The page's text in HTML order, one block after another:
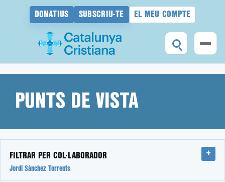
DONATIUS SUBSCRIU-TE EL MEU COMPTE
contingutPUNTS DE VISTA
FILTRAR PER COL·LABORADOR
Jordi Sànchez Torrents